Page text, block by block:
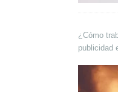
¿Cómo
publicidad